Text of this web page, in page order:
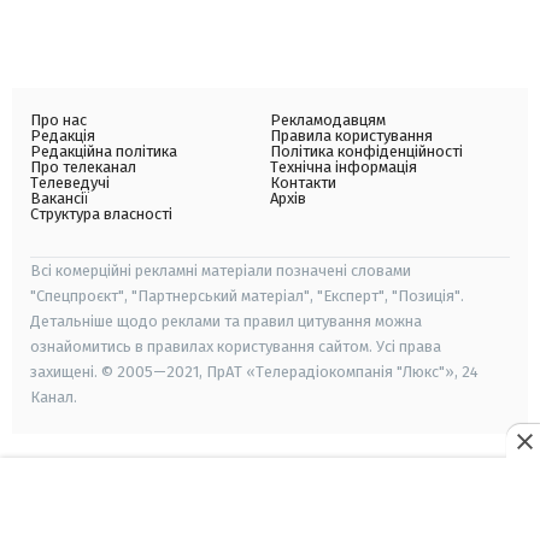
Про нас
Редакція
Редакційна політика
Про телеканал
Телеведучі
Вакансії
Структура власності
Рекламодавцям
Правила користування
Політика конфіденційності
Технічна інформація
Контакти
Архів
Всі комерційні рекламні матеріали позначені словами
"Спецпроєкт", "Партнерський матеріал", "Експерт", "Позиція".
Детальніше щодо реклами та правил цитування можна
ознайомитись в правилах користування сайтом. Усі права
захищені. © 2005—2021, ПрАТ «Телерадіокомпанія "Люкс"», 24
Канал.